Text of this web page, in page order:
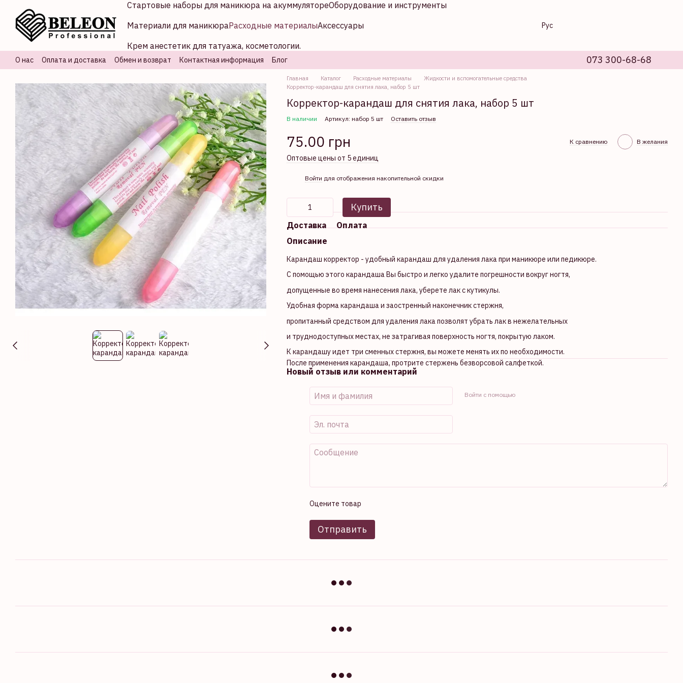
Перейти к основному контенту Стартовые наборы для маникюра на акуммулятореОборудование и инструменты
Материали для маникюраРасходные материалыАксессуары
Крем анестетик для татуажа, косметологии.
Рус
О нас Оплата и доставка Обмен и возврат Контактная информация Блог 073 300-68-68
Главная Каталог Расходные материалы
Жидкости и вспомогательные средства
Корректор-карандаш для снятия лака, набор 5 шт
Корректор-карандаш для снятия лака, набор 5 шт
В наличии Артикул: набор 5 шт Оставить отзыв
75.00 грн К сравнению В желания
Оптовые цены от 5 единиц
Войти для отображения накопительной скидки
Купить
Доставка
Оплата
Описание
Карандаш корректор - удобный карандаш для удаления лака при маникюре или педикюре.
С помощью этого карандаша Вы быстро и легко удалите погрешности вокруг ногтя,
допущенные во время нанесения лака, уберете лак с кутикулы.
Удобная форма карандаша и заостренный наконечник стержня,
пропитанный средством для удаления лака позволят убрать лак в нежелательных
и труднодоступных местах, не затрагивая поверхность ногтя, покрытую лаком.
К карандашу идет три сменных стержня, вы можете менять их по необходимости.
После применения карандаша, протрите стержень безворсовой салфеткой.
Новый отзыв или комментарий
Войти с помощью
Оцените товар
Отправить